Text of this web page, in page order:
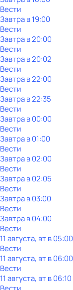
Вести
Завтра в 19:00
Вести
Завтра в 20:00
Вести
Завтра в 20:02
Вести
Завтра в 22:00
Вести
Завтра в 22:35
Вести
Завтра в 00:00
Вести
Завтра в 01:00
Вести
Завтра в 02:00
Вести
Завтра в 02:05
Вести
Завтра в 03:00
Вести
Завтра в 04:00
Вести
11 августа, вт в 05:00
Вести
11 августа, вт в 06:00
Вести
11 августа, вт в 06:10